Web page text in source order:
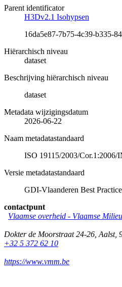
Parent identificator
H3Dv2.1 Isohypsen
16da5e87-7b75-4c39-b335-
Hiërarchisch niveau
dataset
Beschrijving hiërarchisch niveau
dataset
Metadata wijzigingsdatum
2026-06-22
Naam metadatastandaard
ISO 19115/2003/Cor.1:2006/
Versie metadatastandaard
GDI-Vlaanderen Best
contactpunt
Vlaamse overheid - Vlaamse
Dokter de Moorstraat 24-26 Aalst,
+32 5 372 62 10
https://www.vmm.be